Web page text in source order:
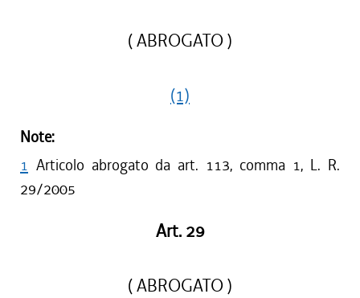
( ABROGATO )
(1)
Note:
1 Articolo abrogato da art. 113, comma 1, L. R.
29/2005
Art. 29
( ABROGATO )